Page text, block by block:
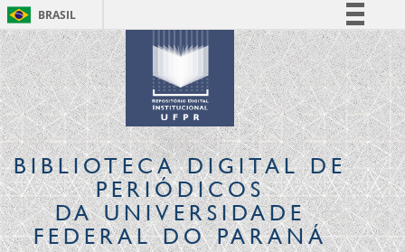
BRASIL
Simplifique!
Comunica BR
Participe
Acesso à informação
Legislação
Canais
BIBLIOTECA DIGITALDE
PERIÓDICOS
DA UNIVERSIDADE
FEDERAL DO PARANÁ